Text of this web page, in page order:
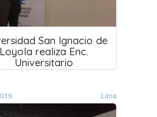
San Ignacio de
Loyola realiza Enc.
Universitario
Lima